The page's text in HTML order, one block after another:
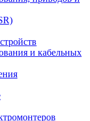
и кабельных